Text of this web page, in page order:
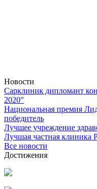
Новости
Сарклиник дипломант
2020"
Национальная премия
победитель
Лучшее учреждение
Лучшая частная клиника
Все новости
Достижения